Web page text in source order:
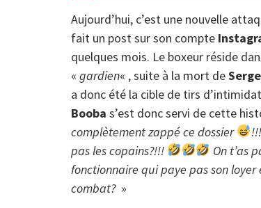
Aujourd’hui, c’est une nouvelle
fait un post sur son compte
quelques mois. Le boxeur réside
« gardien« , suite à la mort de
a donc été la cible de tirs
Booba s’est donc servi de cette
complètement zappé ce dossier
pas les copains?!!!
On t’as
fonctionnaire qui paye pas son
combat?»